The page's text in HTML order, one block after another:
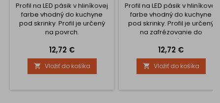
Profil na LED pásik v hliníkovej
farbe vhodný do kuchyne
pod skrinky. Profil je určený
na povrch.
Cena
12,72 €
 Vložiť do košíka
Profil na LED pásik v hliníkovej
farbe vhodný do kuchyne
pod skrinky. Profil je určený
na zafrézovanie do
materiálu.
Cena
12,72 €
 Vložiť do košíka